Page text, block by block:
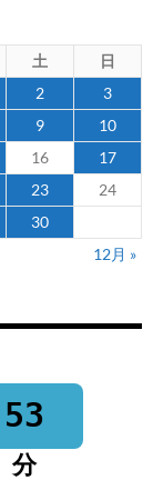
土
日
2
3
9
10
16
17
23
24
30
12月 »
53
分